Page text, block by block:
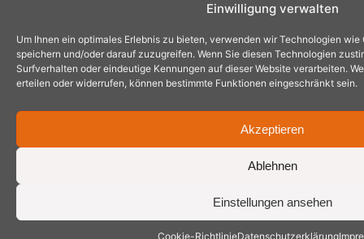
Einwilligung verwalten
Um Ihnen ein optimales Erlebnis zu bieten, verwenden wir Technologien
speichern und/oder darauf zuzugreifen. Wenn Sie diesen Technologien
Surfverhalten oder eindeutige Kennungen auf dieser Website verarbeiten.
erteilen oder widerrufen, können bestimmte Funktionen eingeschränkt sein.
Akzeptieren
Ablehnen
Einstellungen ansehen
Cookie-RichtlinieDatenschutzerklärung